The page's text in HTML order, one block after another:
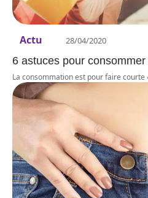
Actu 28/04/2020
6 astuces pour
La consommation est pour faire courte